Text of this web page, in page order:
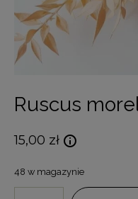
Ruscus
15,00 zł
48 w magazynie